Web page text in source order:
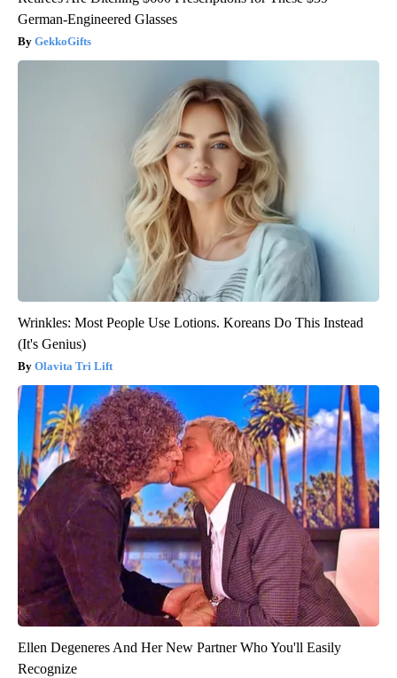
German-Engineered Glasses
GekkoGifts
Wrinkles: Most People Use Lotions. Koreans Do This Instead
(It's Genius)
Olavita Tri Lift
Ellen Degeneres And Her New Partner Who You'll Easily
Recognize